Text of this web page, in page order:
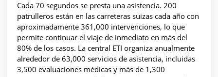
Cada 70 segundos se presta una asistencia. 200
patrulleros están en las carreteras suizas cada año con
aproximadamente 361,000 intervenciones, lo que
permite continuar el viaje de inmediato en más del
80% de los casos. La central ETI organiza anualmente
alrededor de 63,000 servicios de asistencia, incluidas
3,500 evaluaciones médicas y más de 1,300